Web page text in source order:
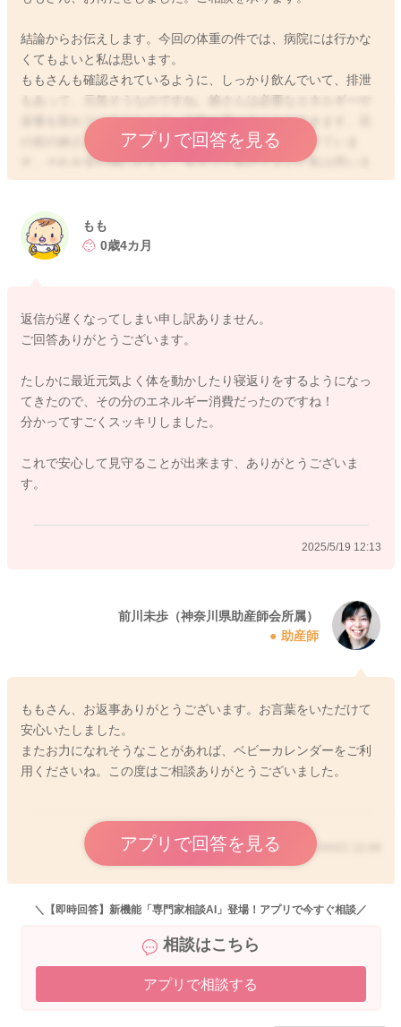
結論からお伝えします。今回の体重の件では、病院には行かな
くてもよいと私は思います。
ももさんも確認されているように、しっかり飲んでいて、排泄
もあって、元気そうなのですね。娘さんは必要なエネルギーや
栄養を取れているからこそ、元気に過ごすことができます。目
の前の娘さんの力を確認することが、ももさんはできていま
す。それを安心感にかえて、見守ってあげてよいと私は思いま
した。
手足だけでなく、全身がよく動くようになっていませんか？
キョロキョロしたり、声を出したり、いろんな刺激を受け止め
と消費する量とのバランスがあまり変わらないとき、体重が増
えにくくなることはあります。
ももさんが元気そうだと思えるなら、受診は急ごなくてもよい
と思います。何か心配、元気そうだけど気になる…場合には、
受診をすることで安心できることも増えると思います。
す。ご自身の直感や観察する目に、自信を持つことで、より安
心を感じられるかなと思いました。
アプリで回答を見る
もも
0歳4カ月
返信が遅くなってしまい申し訳ありません。
ご回答ありがとうございます。
たしかに最近元気よく体を動かしたり寝返りをするようになっ
てきたので、その分のエネルギー消費だったのですね！
分かってすごくスッキリしました。
これで安心して見守ることが出来ます、ありがとうございま
す。
2025/5/19 12:13
前川未歩（神奈川県助産師会所属）
助産師
ももさん、お返事ありがとうございます。お言葉をいただけて
安心いたしました。
またお力になれそうなことがあれば、ベビーカレンダーをご利
用くださいね。この度はご相談ありがとうございました。
アプリで回答を見る 2025/5/21 12:49
＼【即時回答】新機能「専門家相談AI」登場！アプリで今すぐ相談／
相談はこちら
アプリで相談する